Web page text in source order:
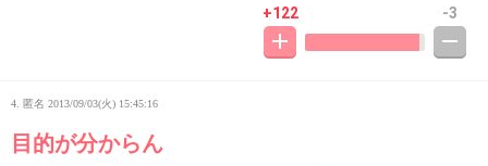
+122 -3
4. 匿名 2013/09/03(火) 15:45:16
目的が分からん